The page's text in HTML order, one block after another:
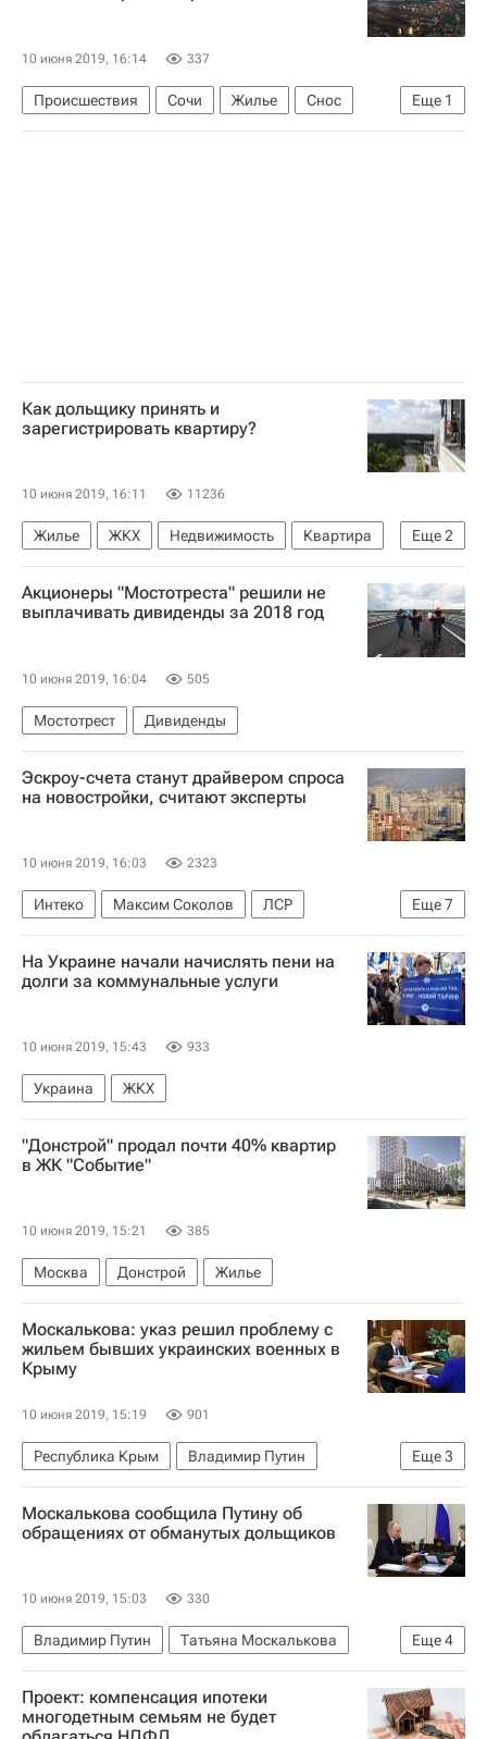
10 июня 2019, 16:14 337
Еще 1
Происшествия Сочи Жилье
Снос
Самострой
Как дольщику принять и
зарегистрировать квартиру?
10 июня 2019, 16:11 11236
Еще2
Жилье ЖКХ Недвижимость
Квартира
Дольщики
Полезное – РИА Недвижимость
Акционеры "Мостотреста" решили не
выплачивать дивиденды за 2018 год
10 июня 2019, 16:04 505
Мостотрест Дивиденды
Эскроу-счета станут драйвером спроса
на новостройки, считают эксперты
10 июня 2019, 16:03 2323
Еще7
Интеко Максим Соколов
ЛСР
Сбербанк России
Гранель
Дмитрий Котровский
"Дом.РФ"
Организация "Опора России"
На Украине начали начислять пени на
долги за коммунальные услуги
10 июня 2019, 15:43 933
Украина ЖКХ
"Донстрой" продал почти 40% квартир
в ЖК "Событие"
10 июня 2019, 15:21 385
Москва Донстрой Жилье
Москалькова: указ решил проблему с
жильем бывших украинских военных в
Крыму
10 июня 2019, 15:19 901
Еще3
Республика Крым
Владимир Путин
Татьяна Москалькова
Жилье Россия
Москалькова сообщила Путину об
обращениях от обманутых дольщиков
10 июня 2019, 15:03 330
Еще4
Владимир Путин
Татьяна Москалькова
Дольщики
Обманутые дольщики в России
Жилье
Россия
Проект: компенсация ипотеки
многодетным семьям не будет